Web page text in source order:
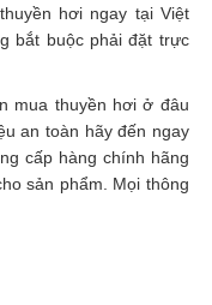
hơi ngay tại Việt
bắt buộc phải đặt trực
mua thuyền hơi ở đâu
an toàn hãy đến ngay
cấp hàng chính hãng
sản phẩm. Mọi thông